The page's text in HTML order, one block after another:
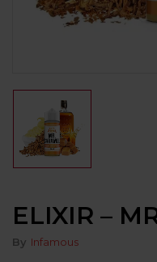
ELIXIR –
By Infamous